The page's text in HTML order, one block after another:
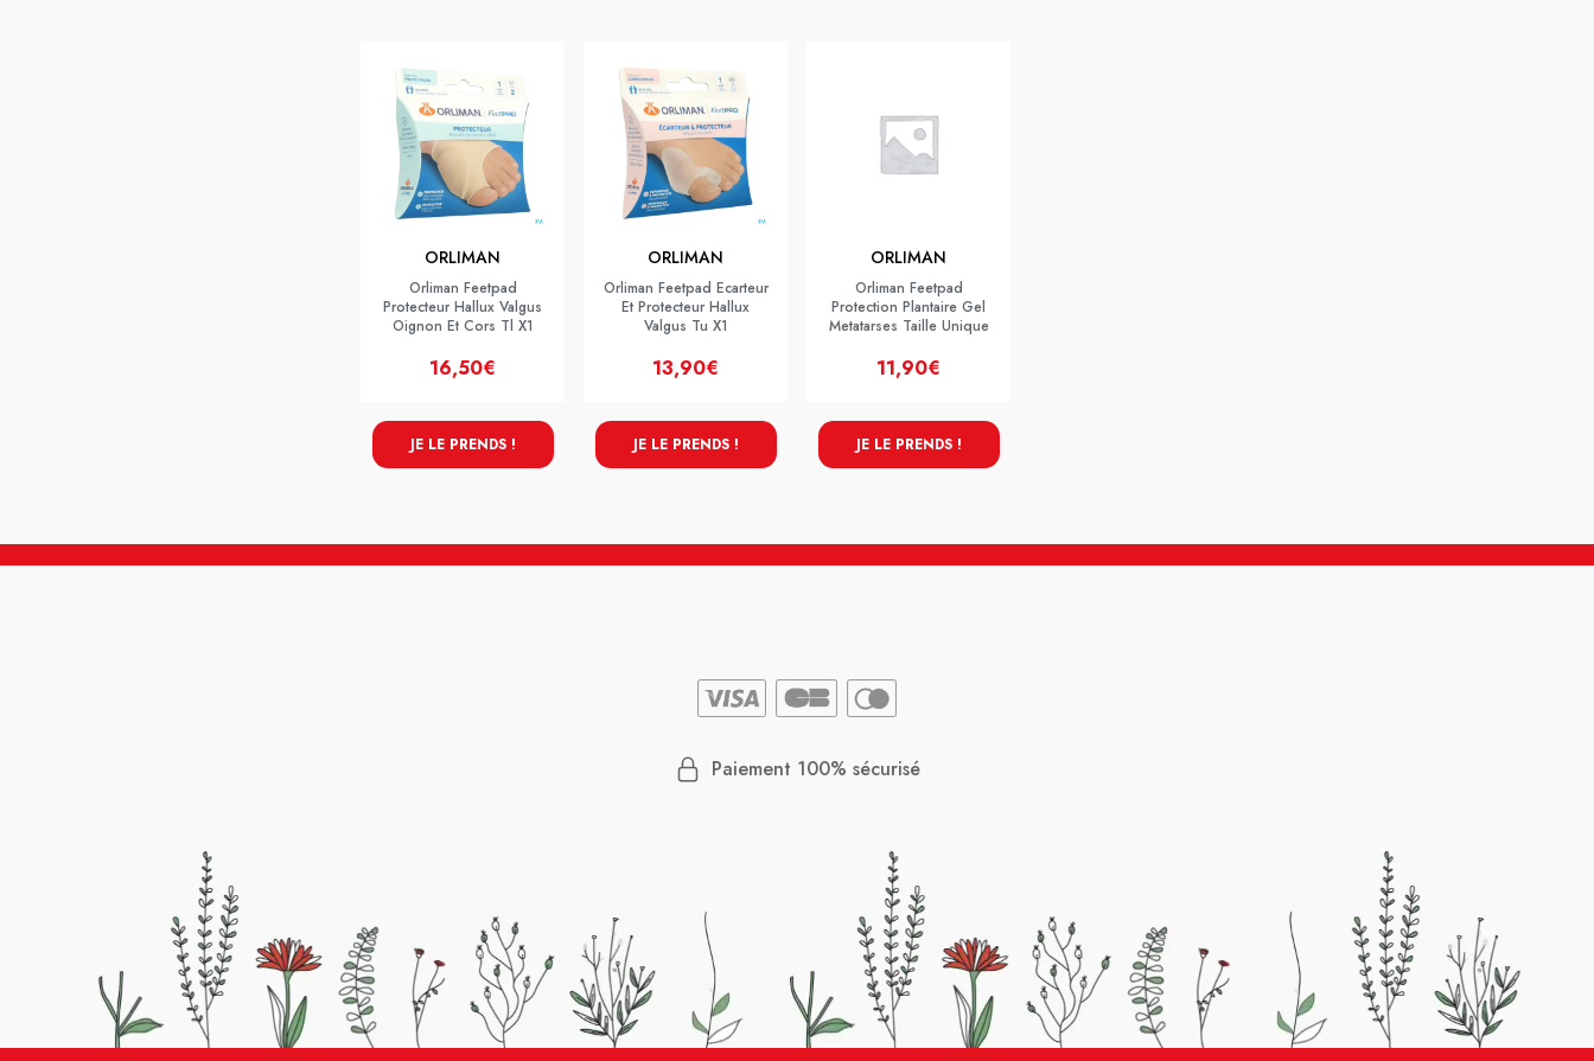
ORLIMAN
Orliman Feetpad
Protecteur Hallux Valgus
Oignon Et Cors Tl X1
16,50€
JE LE PRENDS !
ORLIMAN
Orliman Feetpad Ecarteur
Et Protecteur Hallux
Valgus Tu X1
13,90€
JE LE PRENDS !
ORLIMAN
Orliman Feetpad
Protection Plantaire Gel
Metatarses Taille Unique
11,90€
JE LE PRENDS !
Paiement 100% sécurisé